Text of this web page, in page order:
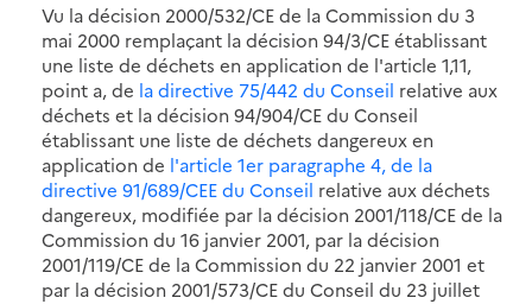
Vu la décision 2000/532/CE de la Commission du 3
mai 2000 remplaçant la décision 94/3/CE établissant
une liste de déchets en application de l'article 1,11,
point a, de la directive 75/442 du Conseil relative aux
déchets et la décision 94/904/CE du Conseil
établissant une liste de déchets dangereux en
application de l'article 1er paragraphe 4, de la
directive 91/689/CEE du Conseil relative aux déchets
dangereux, modifiée par la décision 2001/118/CE de la
Commission du 16 janvier 2001, par la décision
2001/119/CE de la Commission du 22 janvier 2001 et
par la décision 2001/573/CE du Conseil du 23 juillet